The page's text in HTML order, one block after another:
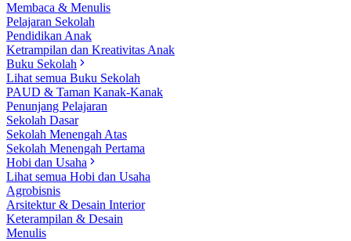
Membaca & Menulis
Pelajaran Sekolah
Pendidikan Anak
Ketrampilan dan Kreativitas Anak
Buku Sekolah
Lihat semua Buku Sekolah
PAUD & Taman Kanak-Kanak
Penunjang Pelajaran
Sekolah Dasar
Sekolah Menengah Atas
Sekolah Menengah Pertama
Hobi dan Usaha
Lihat semua Hobi dan Usaha
Agrobisnis
Arsitektur & Desain Interior
Keterampilan & Desain
Menulis